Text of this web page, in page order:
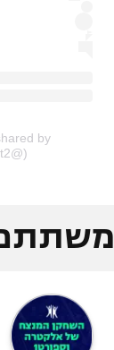
(@sport1sport2)